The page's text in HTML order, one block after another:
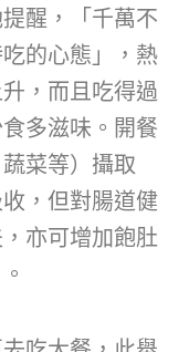
醒，「千萬不
的心態」，熱
，而且吃得過
多滋味。開餐
菜等）攝取
，但對腸道健
亦可增加飽肚